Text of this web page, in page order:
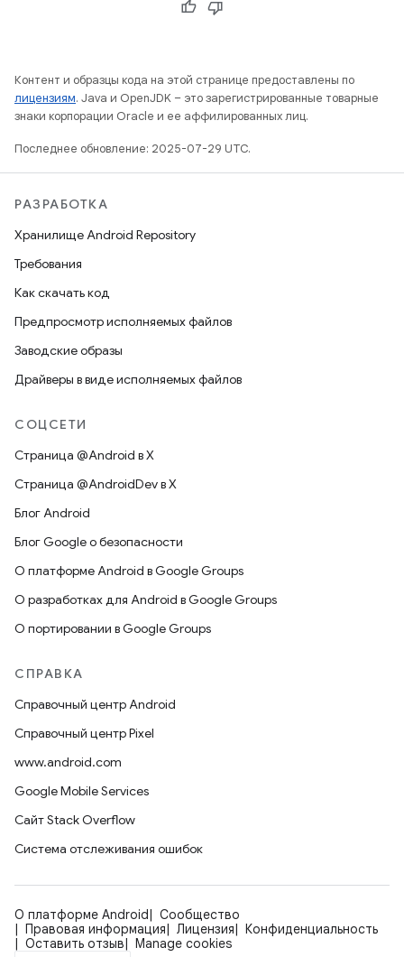
Контент и образцы кода на этой странице предоставлены по
лицензиям. Java и OpenJDK – это зарегистрированные товарные
знаки корпорации Oracle и ее аффилированных лиц.
Последнее обновление: 2025-07-29 UTC.
РАЗРАБОТКА
Хранилище Android Repository
Требования
Как скачать код
Предпросмотр исполняемых файлов
Заводские образы
Драйверы в виде исполняемых файлов
СОЦСЕТИ
Страница @Android в X
Страница @AndroidDev в X
Блог Android
Блог Google о безопасности
О платформе Android в Google Groups
О разработках для Android в Google Groups
О портировании в Google Groups
СПРАВКА
Справочный центр Android
Справочный центр Pixel
www.android.com
Google Mobile Services
Сайт Stack Overflow
Система отслеживания ошибок
О платформе Android
Сообщество
Правовая информация
Лицензия
Конфиденциальность
Оставить отзыв
Manage cookies